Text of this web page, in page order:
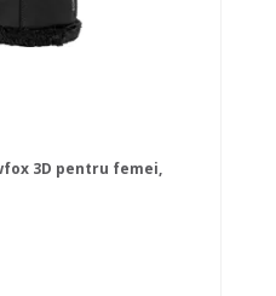
3D pentru femei,